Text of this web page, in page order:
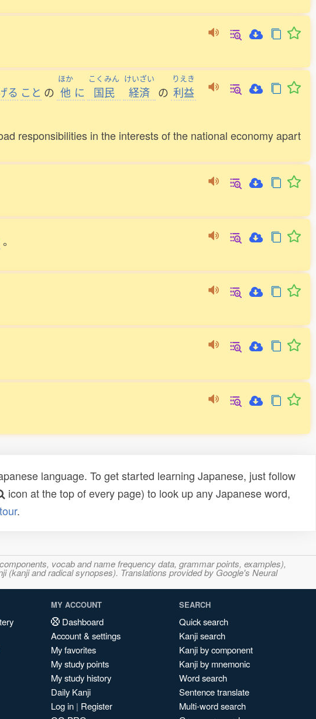
る こと の
ほか
他 に
こくみん
国民
けいざい
経済 の
りえき
利益
responsibilities in the interests of the national economy apart
。
language. To get started learning Japanese, just follow
icon at the top of every page) to look up any Japanese word,
tour.
vocab and name frequency data, grammar points, examples),
(kanji and radical synopses). Translations provided by Google's Neural
MY ACCOUNT
Dashboard
Account & settings
My favorites
My study points
My study history
Daily Kanji
Log in | Register
SEARCH
Quick search
Kanji search
Kanji by component
Kanji by mnemonic
Word search
Sentence translate
Multi-word search